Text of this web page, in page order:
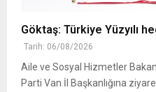
Göktaş: Türkiye Yüzyılı
Tarih: 06/08/2026
Aile ve Sosyal Hizmetler
Parti Van İl Başkanlığına